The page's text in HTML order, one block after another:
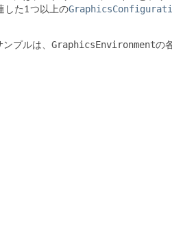
した1つ以上の
プルは、 GraphicsEnvironmentの